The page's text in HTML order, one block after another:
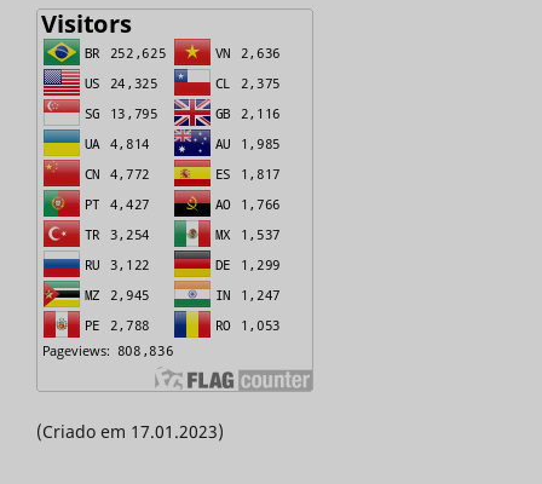
(Criado em 17.01.2023)